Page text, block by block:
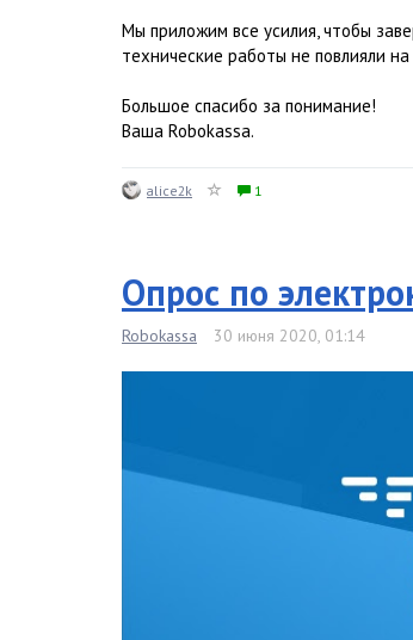
Мы приложим все усилия, чтобы
технические работы не повлияли
Большое спасибо за понимание!
Ваша Robokassa.
alice2k 1
Опрос по
Robokassa 30 июня 2020, 01:14